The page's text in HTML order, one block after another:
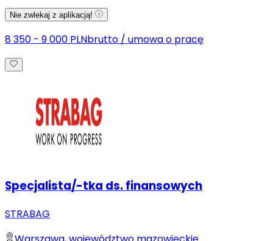
Nie zwlekaj z aplikacją!
8 350 - 9 000 PLNbrutto / umowa o pracę
Specjalista/-tka ds. finansowych
STRABAG